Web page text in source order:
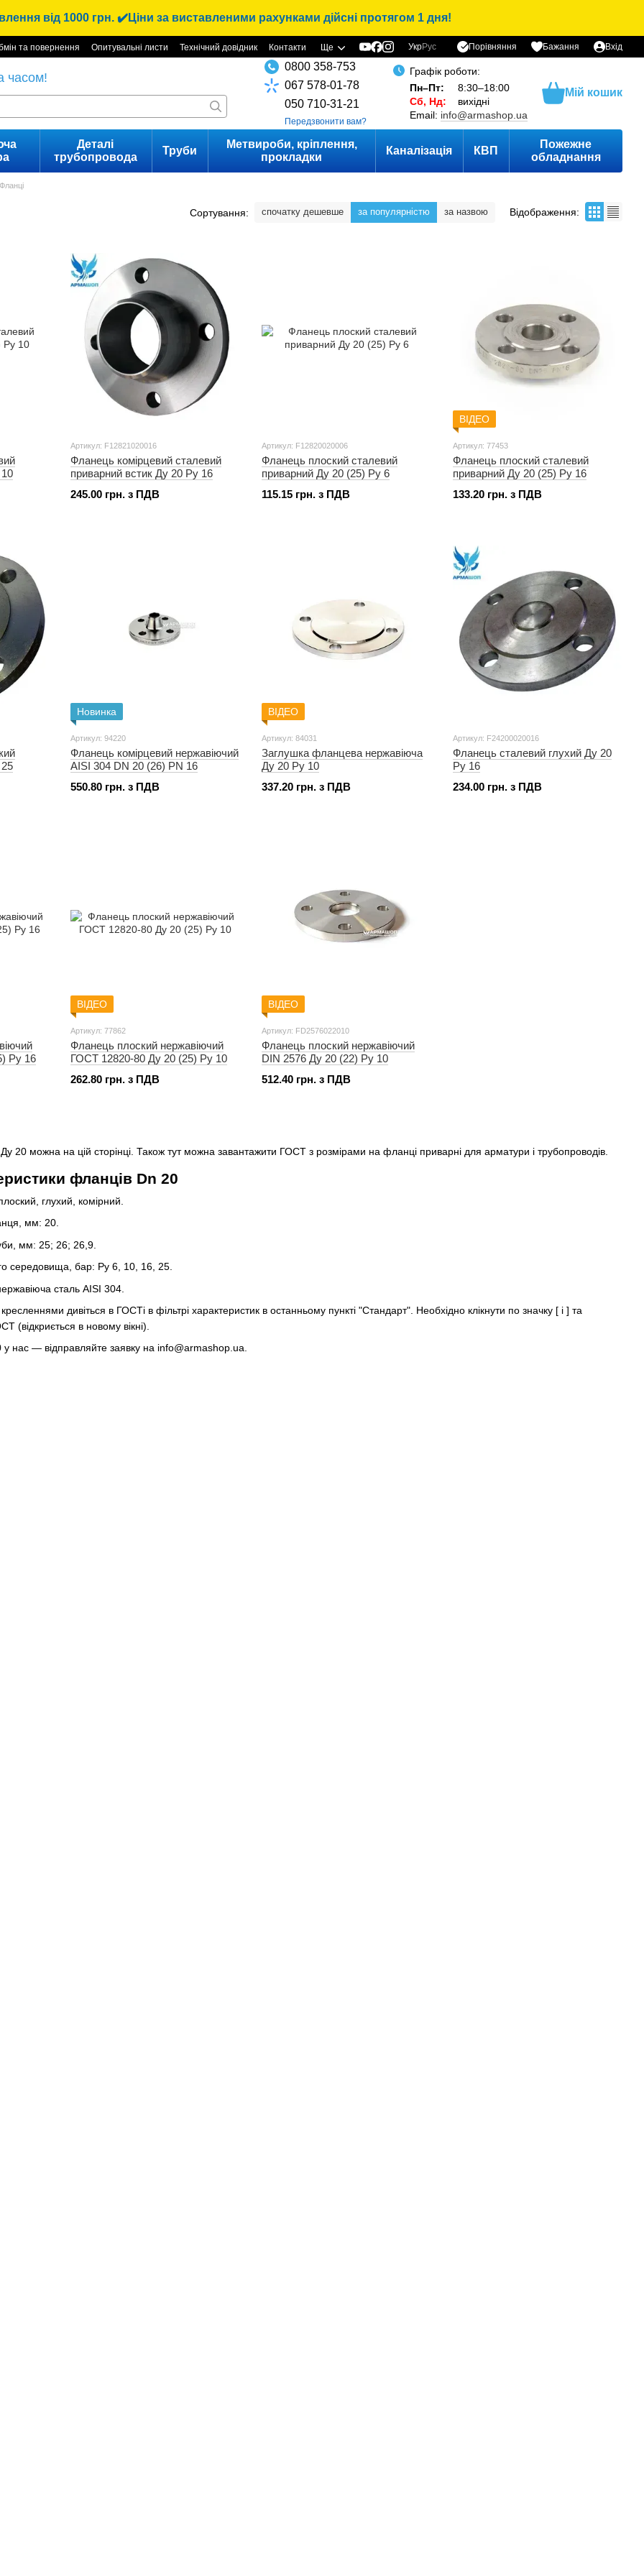
від 1000 грн. ✔️Ціни за виставленими рахунками дійсні протягом 1 дня!
та повернення Опитувальні листи Технічний довідник Контакти Ще УкрРус Порівняння Бажання Вхід
часом!
0800 358-753
067 578-01-78
050 710-31-21
Передзвонити вам?
Графік роботи:
Пн–Пт:
8:30–18:00
Сб, Нд:
вихідні
Email: info@armashop.ua
Мій кошик
Деталі
трубопровода
Труби
Метвироби, кріплення,
прокладки
Каналізація КВП
Пожежне
обладнання
Фланці
Сортування: спочатку дешевше за популярністю за назвою Відображення:
20 можна на цій сторінці. Також тут можна завантажити ГОСТ з розмірами на фланці приварні для арматури і трубопроводів.
фланців Dn 20
глухий, комірний.
мм: 20.
мм: 25; 26; 26,9.
середовища, бар: Ру 6, 10, 16, 25.
сталь AISI 304.
дивіться в ГОСТі в фільтрі характеристик в останньому пункті "Стандарт". Необхідно клікнути по значку [ i ] та
(відкриється в новому вікні).
нас — відправляйте заявку на info@armashop.ua.
Артикул: F12821020016
Фланець комірцевий сталевий
приварний встик Ду 20 Ру 16
245.00 грн. з ПДВ
Артикул: F12820020006
Фланець плоский сталевий
приварний Ду 20 (25) Ру 6
115.15 грн. з ПДВ
ВІДЕО
Артикул: 77453
Фланець плоский сталевий
приварний Ду 20 (25) Ру 16
133.20 грн. з ПДВ
Новинка
Артикул: 94220
Фланець комірцевий нержавіючий
AISI 304 DN 20 (26) PN 16
550.80 грн. з ПДВ
ВІДЕО
Артикул: 84031
Заглушка фланцева нержавіюча
Ду 20 Ру 10
337.20 грн. з ПДВ
Артикул: F24200020016
Фланець сталевий глухий Ду 20
Ру 16
234.00 грн. з ПДВ
Ру 16
ВІДЕО
Артикул: 77862
Фланець плоский нержавіючий
ГОСТ 12820-80 Ду 20 (25) Ру 10
262.80 грн. з ПДВ
ВІДЕО
Артикул: FD2576022010
Фланець плоский нержавіючий
DIN 2576 Ду 20 (22) Ру 10
512.40 грн. з ПДВ